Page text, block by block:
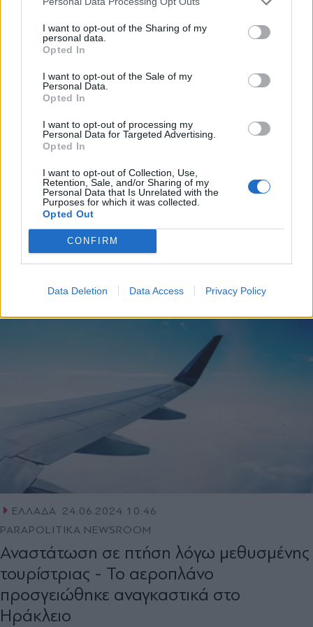
I want to opt-out of the Sharing of my
personal data.
Opted In
I want to opt-out of the Sale of my
Personal Data.
Opted In
I want to opt-out of processing my
Personal Data for Targeted Advertising.
Opted In
I want to opt-out of Collection, Use,
Retention, Sale, and/or Sharing of my
Personal Data that Is Unrelated with the
Purposes for which it was collected.
Opted Out
CONFIRM
Data Deletion Data Access Privacy Policy
ΕΛΛΑΔΑ 17.12.2024 17:22
PARAPOLITIKA NEWSROOM
Ηράκλειο: Αναστάτωση στο αεροδρόμιο
- Αναγκαστική προσγείωση αεροπλάνου
ΕΛΛΑΔΑ 24.06.2024 10:46
PARAPOLITIKA NEWSROOM
Αναστάτωση σε πτήση λόγω μεθυσμένης
τουρίστριας - Το αεροπλάνο
προσγειώθηκε αναγκαστικά στο
Ηράκλειο
Αποδέχομαι τους
και την πολιτική απορρήτου
X